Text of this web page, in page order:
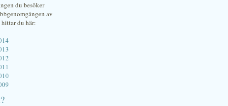
du besöker
av
hittar du här: